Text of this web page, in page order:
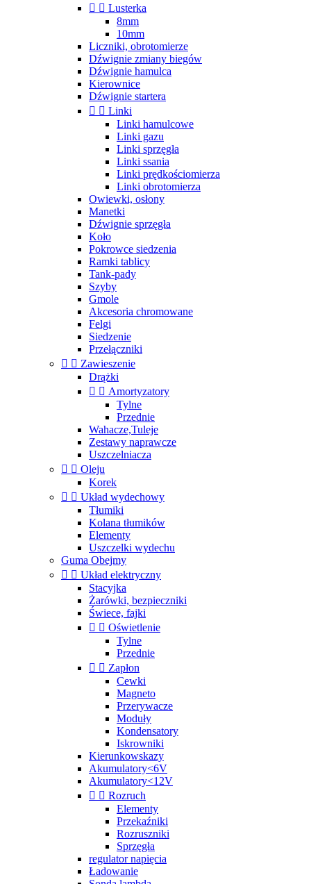
  Lusterka
8mm
10mm
Liczniki, obrotomierze
Dźwignie zmiany biegów
Dźwignie hamulca
Kierownice
Dźwignie startera
  Linki
Linki hamulcowe
Linki gazu
Linki sprzęgła
Linki ssania
Linki prędkościomierza
Linki obrotomierza
Owiewki, osłony
Manetki
Dźwignie sprzęgła
Koło
Pokrowce siedzenia
Ramki tablicy
Tank-pady
Szyby
Gmole
Akcesoria chromowane
Felgi
Siedzenie
Przełączniki
  Zawieszenie
Drążki
  Amortyzatory
Tylne
Przednie
Wahacze,Tuleje
Zestawy naprawcze
Uszczelniacza
  Oleju
Korek
  Układ wydechowy
Tłumiki
Kolana tłumików
Elementy
Uszczelki wydechu
Guma Obejmy
  Układ elektryczny
Stacyjka
Żarówki, bezpieczniki
Świece, fajki
  Oświetlenie
Tylne
Przednie
  Zapłon
Cewki
Magneto
Przerywacze
Moduły
Kondensatory
Iskrowniki
Kierunkowskazy
Akumulatory<6V
Akumulatory<12V
  Rozruch
Elementy
Przekaźniki
Rozruszniki
Sprzęgła
regulator napięcia
Ładowanie